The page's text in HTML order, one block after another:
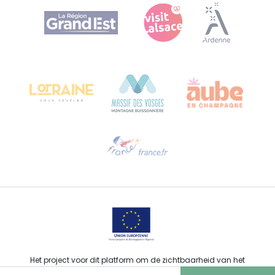
Agence Régionale du Tourisme Grand Est
Bureau de Colmar (hoofdkantoor)
Stuur ons een e-mail
Het project voor dit platform om de zichtbaarheid van het
toeristisch, sportief, cultureel en wijntoeristisch aanbod van de